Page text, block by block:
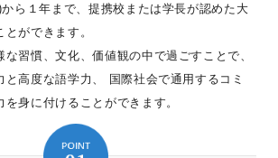
ら１年まで、提携校または学長が認めた大
ができます。
な習慣、文化、価値観の中で過ごすことで、
と高度な語学力、 国際社会で通用するコミ
身に付けることができます。